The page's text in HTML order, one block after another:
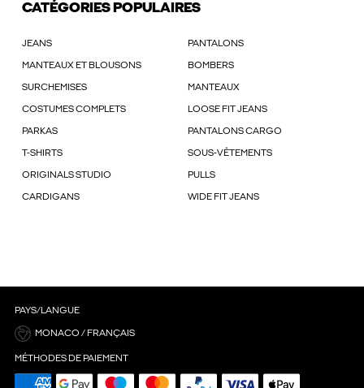
CATÉGORIES POPULAIRES
JEANS PANTALONS
MANTEAUX ET BLOUSONS BOMBERS
SURCHEMISES MANTEAUX
COSTUMES COMPLETS LOOSE FIT JEANS
PARKAS PANTALONS CARGO
T-SHIRTS SOUS-VÊTEMENTS
ORIGINALS STUDIO PULLS
CARDIGANS WIDE FIT JEANS
PAYS/LANGUE
MONACO / FRANÇAIS
MÉTHODES DE PAIEMENT